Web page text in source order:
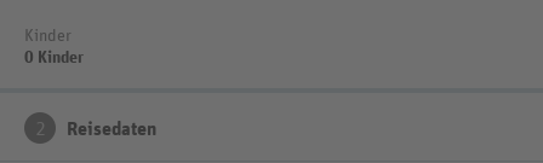
Kinder
0 Kinder
2 Reisedaten